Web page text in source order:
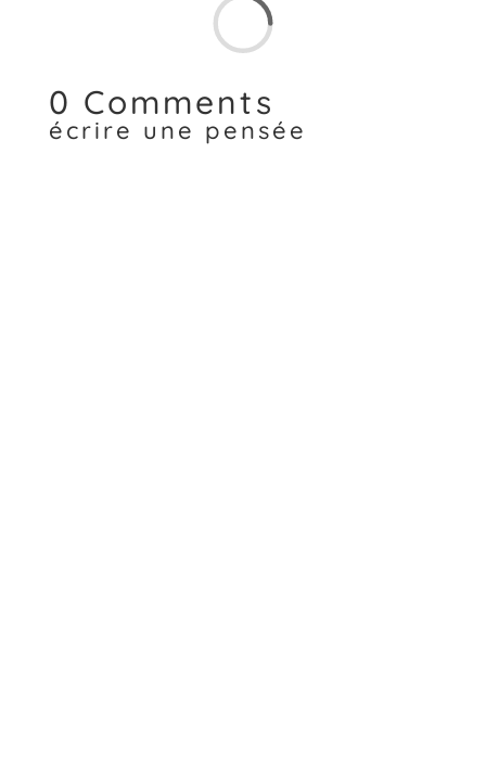
0 Comments
écrire une pensée